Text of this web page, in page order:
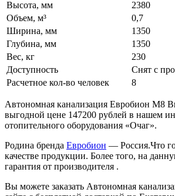
Высота, мм
2380
Объем, м³
0,7
Ширина, мм
1350
Глубина, мм
1350
Вес, кг
230
Доступность
Снят с
Расчетное кол-во человек
8
Автономная канализация Евробион М8
выгодной цене 147200 рублей в нашем
отопительного оборудования «Очаг».
Родина бренда Евробион — Россия.Что
качестве продукции. Более того, на
гарантия от производителя .
Вы можете заказать Автономная